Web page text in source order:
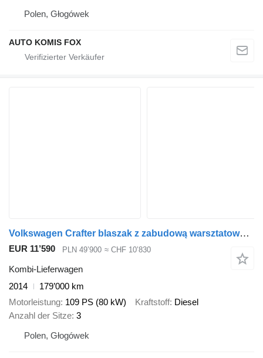
Polen, Głogówek
AUTO KOMIS FOX
Volkswagen Crafter blaszak z zabudową warsztatową idealny
EUR 11’590 PLN 49’900 ≈ CHF 10’830
Kombi-Lieferwagen
2014
179’000 km
Motorleistung 109 PS (80 kW) Kraftstoff Diesel
Anzahl der Sitze 3
Polen, Głogówek